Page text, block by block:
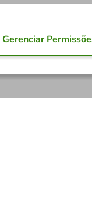
Gerenciar